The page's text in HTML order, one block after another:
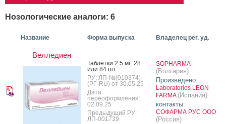
Нозологические аналоги: 6
Название Форма выпуска Владелец рег. уд.
Велледиен
Таб­летки 2.5 мг: 28
или 84 шт.
РУ: ЛП-№(010374)-
(РГ-RU) от 30.05.25
Дата
переоформления:
02.09.25
Предыдущий РУ:
ЛП-001739
SOPHARMA
(Болгария)
Произведено:
Laboratorios LEON
FARMA (Испания)
контакты:
СОФАРМА РУС ООО
(Россия)